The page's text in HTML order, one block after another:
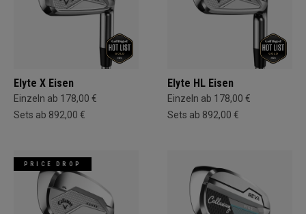
Elyte X Eisen
Einzeln ab 178,00 €
Sets ab 892,00 €
Elyte HL Eisen
Einzeln ab 178,00 €
Sets ab 892,00 €
PRICE DROP